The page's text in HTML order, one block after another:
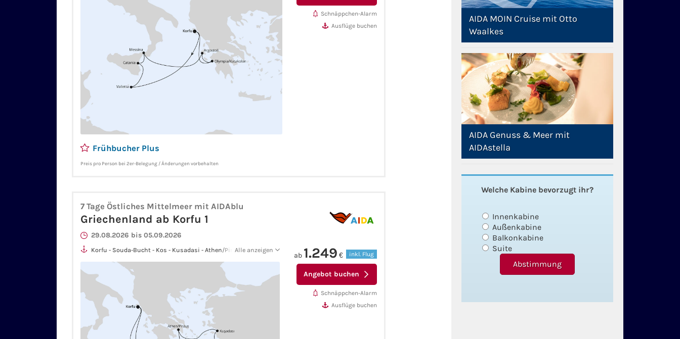
Frühbucher Plus
Schnäppchen-Alarm
Ausflüge buchen
Preis pro Person bei 2er-Belegung / Änderungen vorbehalten
7 Tage Östliches Mittelmeer mit AIDAblu
Griechenland ab Korfu 1
29.08.2026 bis 05.09.2026
Korfu - Souda-Bucht - Kos - Kusadasi - Athen/Piräus - Korfu
Alle anzeigen
ab 1.249 € inkl. Flug
Angebot buchen
Schnäppchen-Alarm
Ausflüge buchen
AIDA MOIN Cruise mit Otto
Waalkes
AIDA Genuss & Meer mit
AIDAstella
Welche Kabine bevorzugt ihr?
Innenkabine
Außenkabine
Balkonkabine
Suite